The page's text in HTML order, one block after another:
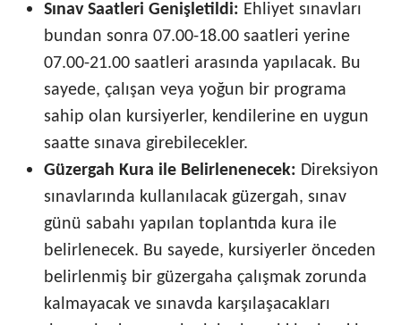
Sınav Saatleri Genişletildi: Ehliyet sınavları
bundan sonra 07.00-18.00 saatleri yerine
07.00-21.00 saatleri arasında yapılacak. Bu
sayede, çalışan veya yoğun bir programa
sahip olan kursiyerler, kendilerine en uygun
saatte sınava girebilecekler.
Güzergah Kura ile Belirlenenecek: Direksiyon
sınavlarında kullanılacak güzergah, sınav
günü sabahı yapılan toplantıda kura ile
belirlenecek. Bu sayede, kursiyerler önceden
belirlenmiş bir güzergaha çalışmak zorunda
kalmayacak ve sınavda karşılaşacakları